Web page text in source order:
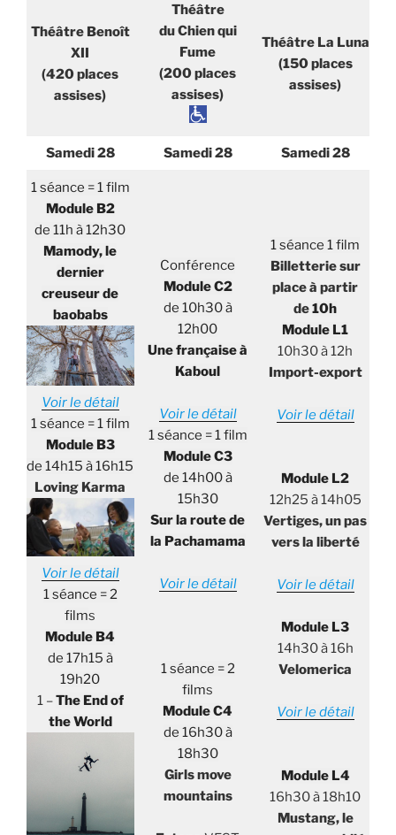
Théâtre Benoît
XII
(420 places
assises)
Théâtre
du Chien qui
Fume
(200 places
assises)
Théâtre La Luna
(150 places
assises)
Samedi 28 Samedi 28 Samedi 28
1 séance = 1 film
Module B2
de 11h à 12h30
Mamody, le
dernier
creuseur de
baobabs
Voir le détail
1 séance = 1 film
Module B3
de 14h15 à 16h15
Loving Karma
Voir le détail
1 séance = 2
films
Module B4
de 17h15 à
19h20
1 –The End of
the World
Conférence
Module C2
de 10h30 à
12h00
Une française à
Kaboul
Voir le détail
1 séance = 1 film
Module C3
de 14h00 à
15h30
Sur la route de
la Pachamama
Voir le détail
1 séance = 2
films
Module C4
de 16h30 à
18h30
Girls move
mountains
1 séance 1 film
Billetterie sur
place à partir
de10h
Module L1
10h30 à 12h
Import-export
Voir le détail
Module L2
12h25 à 14h05
Vertiges, un pas
vers la liberté
Voir le détail
Module L3
14h30 à 16h
Velomerica
Voir le détail
Module L4
16h30 à 18h10
Mustang, le